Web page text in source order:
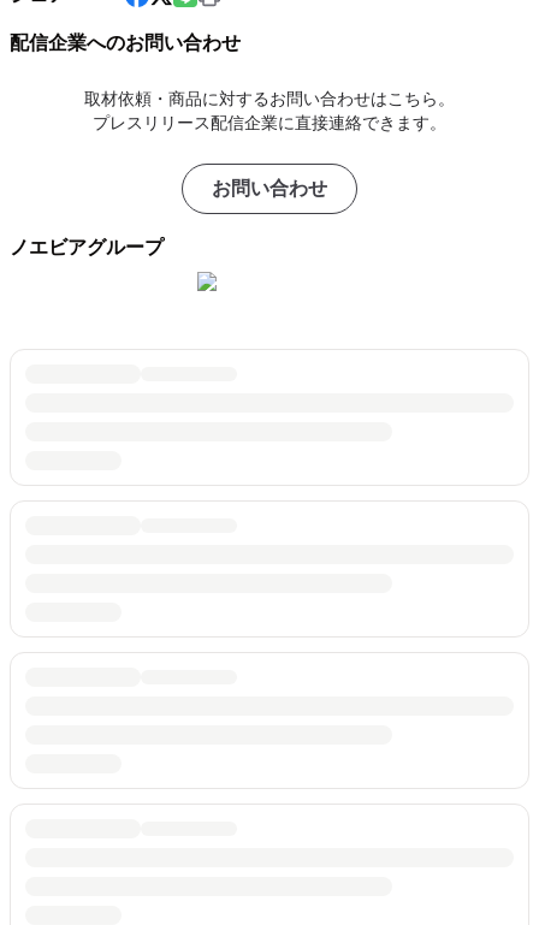
配信企業へのお問い合わせ
取材依頼・商品に対するお問い合わせはこちら。
プレスリリース配信企業に直接連絡できます。
お問い合わせ
ノエビアグループ